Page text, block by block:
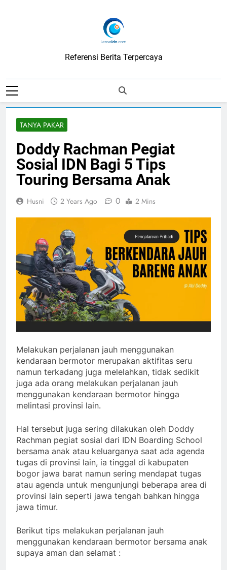
LensaIDN
Referensi Berita Terpercaya
TANYA PAKAR
Doddy Rachman Pegiat
Sosial IDN Bagi 5 Tips
Touring Bersama Anak
Husni 2 Years Ago 0 2 Mins
Melakukan perjalanan jauh menggunakan
kendaraan bermotor merupakan aktifitas seru
namun terkadang juga melelahkan, tidak sedikit
juga ada orang melakukan perjalanan jauh
menggunakan kendaraan bermotor hingga
melintasi provinsi lain.
Hal tersebut juga sering dilakukan oleh Doddy
Rachman pegiat sosial dari IDN Boarding School
bersama anak atau keluarganya saat ada agenda
tugas di provinsi lain, ia tinggal di kabupaten
bogor jawa barat namun sering mendapat tugas
atau agenda untuk mengunjungi beberapa area di
provinsi lain seperti jawa tengah bahkan hingga
jawa timur.
Berikut tips melakukan perjalanan jauh
menggunakan kendaraan bermotor bersama anak
supaya aman dan selamat :